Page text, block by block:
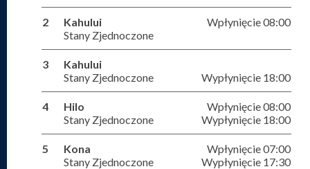
2
Kahului
Stany Zjednoczone
Wpłynięcie 08:00
3
Kahului
Stany Zjednoczone
Wypłynięcie 18:00
4
Hilo
Stany Zjednoczone
Wpłynięcie 08:00
Wypłynięcie 18:00
5
Kona
Stany Zjednoczone
Wpłynięcie 07:00
Wypłynięcie 17:30